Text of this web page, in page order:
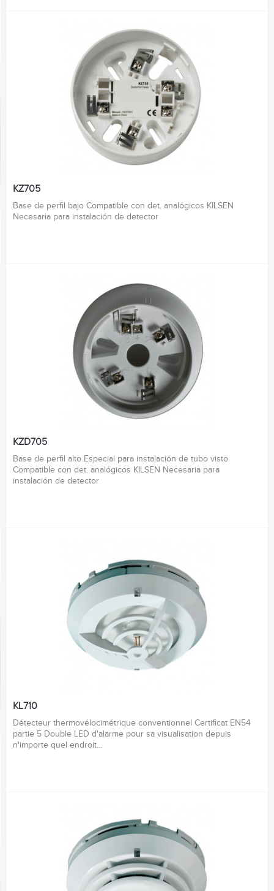
KZ705
Base de perfil bajo Compatible con det. analógicos KILSEN
Necesaria para instalación de detector
KZD705
Base de perfil alto Especial para instalación de tubo visto
Compatible con det. analógicos KILSEN Necesaria para
instalación de detector
KL710
Détecteur thermovélocimétrique conventionnel Certificat EN54
partie 5 Double LED d'alarme pour sa visualisation depuis
n'importe quel endroit...